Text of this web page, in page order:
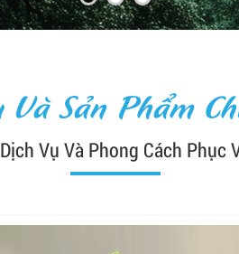
Sản Phẩm
Vụ Và Phong Cách Phục